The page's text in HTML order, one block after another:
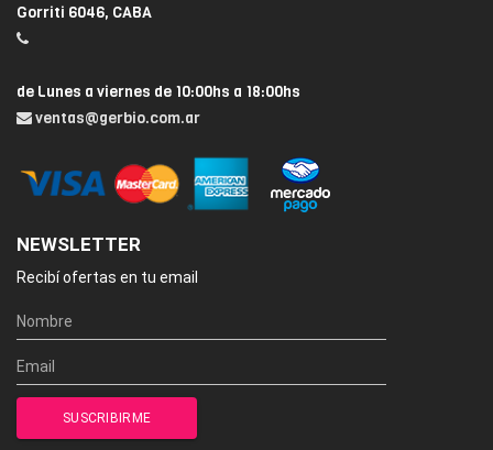
Gorriti 6046, CABA
de Lunes a viernes de 10:00hs a 18:00hs
ventas@gerbio.com.ar
NEWSLETTER
Recibí ofertas en tu email